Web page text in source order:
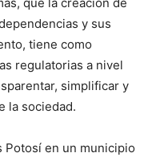
y sus
tiene como
regulatorias a nivel
simplificar y
la sociedad.
Potosí en un municipio